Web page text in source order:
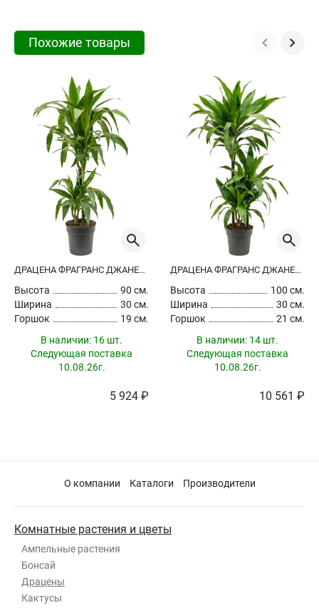
Похожие товары
ДРАЦЕНА ФРАГРАНС ДЖАНЕТ КРЕЙГ 2 СТВОЛА
Высота
90 см.
Ширина
30 см.
Горшок
19 см.
В наличии: 16 шт.
Следующая поставка
10.08.26г.
5 924 ₽
ДРАЦЕНА ФРАГРАНС ДЖАНЕТ КРЕЙГ 3 СТВОЛА
Высота
100 см.
Ширина
30 см.
Горшок
21 см.
В наличии: 14 шт.
Следующая поставка
10.08.26г.
10 561 ₽
О компании Каталоги Производители
Комнатные растения и цветы
Ампельные растения
Бонсай
Драцены
Кактусы